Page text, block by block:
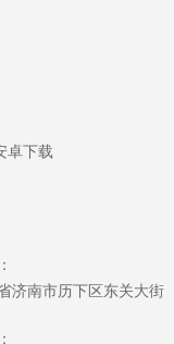
卓下载
济南市历下区东关大街